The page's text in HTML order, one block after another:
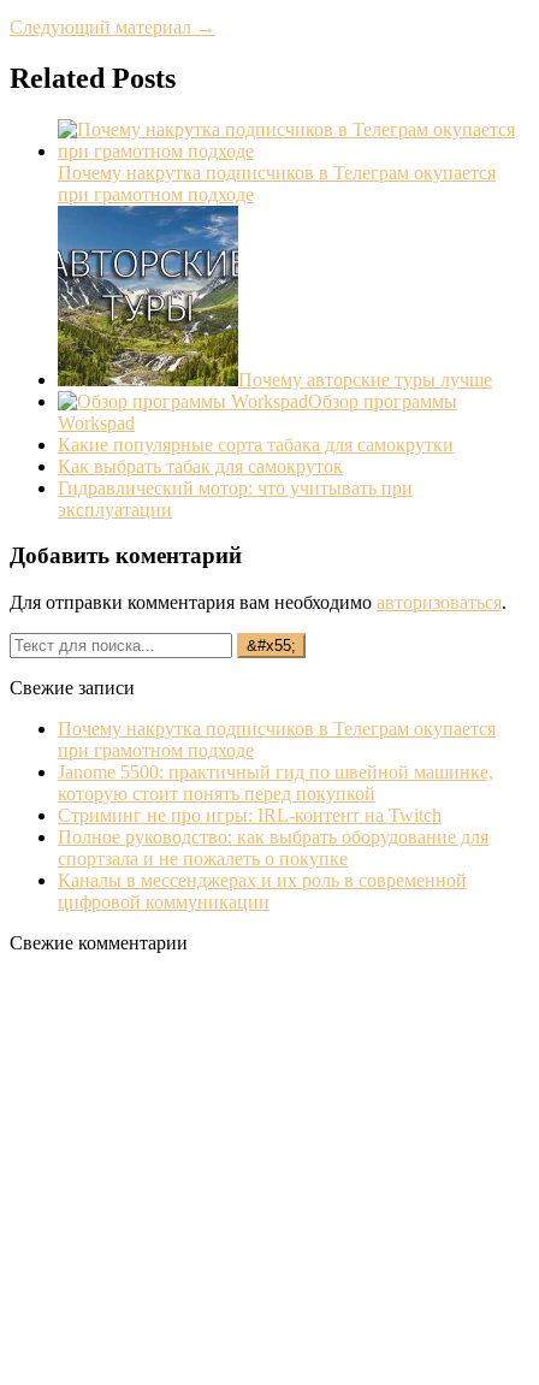
Следующий материал →
Related Posts
Почему накрутка подписчиков в Телеграм окупается
при грамотном подходе
Почему авторские туры лучше
Обзор программы
Workspad
Какие популярные сорта табака для самокрутки
Как выбрать табак для самокруток
Гидравлический мотор: что учитывать при
эксплуатации
Добавить коментарий
Для отправки комментария вам необходимо авторизоваться.
Свежие записи
Почему накрутка подписчиков в Телеграм окупается
при грамотном подходе
Janome 5500: практичный гид по швейной машинке,
которую стоит понять перед покупкой
Стриминг не про игры: IRL‐контент на Twitch
Полное руководство: как выбрать оборудование для
спортзала и не пожалеть о покупке
Каналы в мессенджерах и их роль в современной
цифровой коммуникации
Свежие комментарии